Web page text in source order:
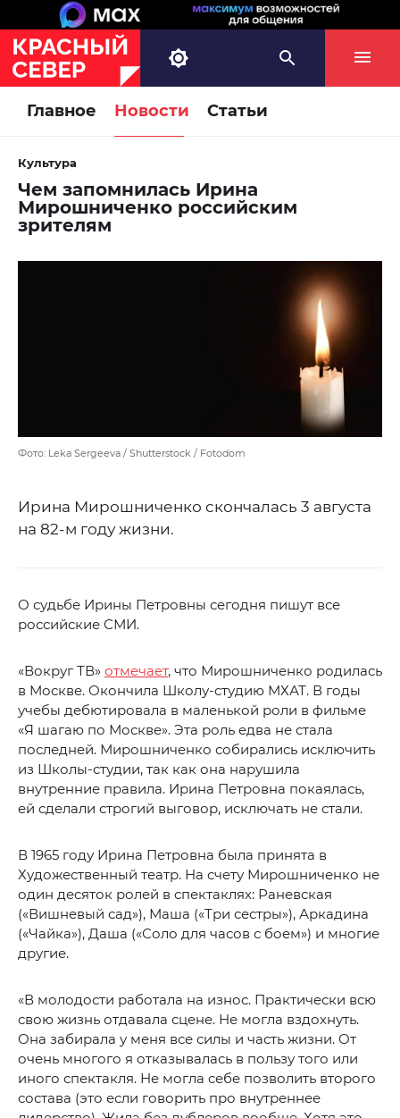
Главное Новости Статьи
Культура
Чем запомнилась Ирина
Мирошниченко российским
зрителям
Фото: Leka Sergeeva / Shutterstock / Fotodom
Ирина Мирошниченко скончалась 3 августа
на 82-м году жизни.
О судьбе Ирины Петровны сегодня пишут все
российские СМИ.
«Вокруг ТВ» отмечает, что Мирошниченко родилась
в Москве. Окончила Школу-студию МХАТ. В годы
учебы дебютировала в маленькой роли в фильме
«Я шагаю по Москве». Эта роль едва не стала
последней. Мирошниченко собирались исключить
из Школы-студии, так как она нарушила
внутренние правила. Ирина Петровна покаялась,
ей сделали строгий выговор, исключать не стали.
В 1965 году Ирина Петровна была принята в
Художественный театр. На счету Мирошниченко не
один десяток ролей в спектаклях: Раневская
(«Вишневый сад»), Маша («Три сестры»), Аркадина
(«Чайка»), Даша («Соло для часов с боем») и многие
другие.
«В молодости работала на износ. Практически всю
свою жизнь отдавала сцене. Не могла вздохнуть.
Она забирала у меня все силы и часть жизни. От
очень многого я отказывалась в пользу того или
иного спектакля. Не могла себе позволить второго
состава (это если говорить про внутреннее